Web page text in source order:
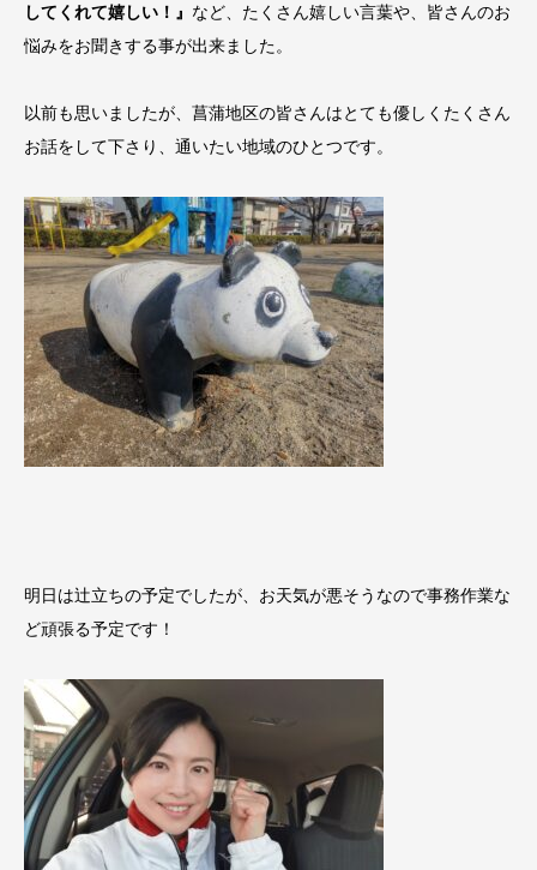
してくれて嬉しい！』 など、たくさん嬉しい言葉や、皆さんのお
悩みをお聞きする事が出来ました。
以前も思いましたが、菖蒲地区の皆さんはとても優しくたくさん
お話をして下さり、通いたい地域のひとつです。
明日は辻立ちの予定でしたが、お天気が悪そうなので事務作業な
ど頑張る予定です！